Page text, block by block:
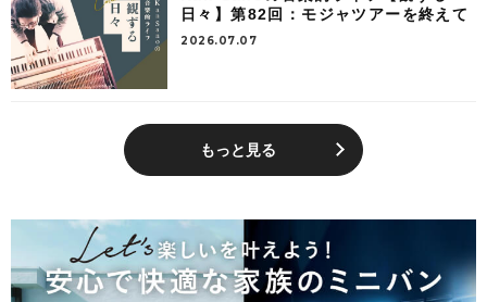
日々】第82回：モジャツアーを終えて
2026.07.07
もっと見る